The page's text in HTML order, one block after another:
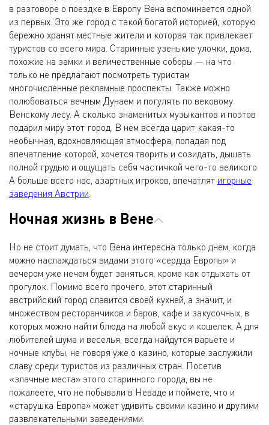
в разговоре о поездке в Европу Вена вспоминается одной
из первых. Это же город с такой богатой историей, которую
бережно хранят местные жители и которая так привлекает
туристов со всего мира. Старинные узенькие улочки, дома,
похожие на замки и величественные соборы — на что
только не предлагают посмотреть туристам
многочисленные рекламные проспекты. Также можно
полюбоваться вечным Дунаем и погулять по вековому
Венскому лесу. А сколько знаменитых музыкантов и поэтов
подарил миру этот город. В нем всегда царит какая-то
необычная, вдохновляющая атмосфера, попадая под
впечатление которой, хочется творить и созидать, дышать
полной грудью и ощущать себя частичкой чего-то великого.
А больше всего нас, азартных игроков, впечатлят игорные
заведения Австрии
Ночная жизнь в Вене
Но не стоит думать, что Вена интересна только днем, когда
можно наслаждаться видами этого «сердца Европы» и
вечером уже нечем будет заняться, кроме как отдыхать от
прогулок. Помимо всего прочего, этот старинный
австрийский город славится своей кухней, а значит, и
множеством ресторанчиков и баров, кафе и закусочных, в
которых можно найти блюда на любой вкус и кошелек. А для
любителей шума и веселья, всегда найдутся варьете и
ночные клубы, не говоря уже о казино, которые заслужили
славу среди туристов из различных стран. Посетив
«злачные места» этого старинного города, вы не
пожалеете, что не побывали в Неваде и поймете, что и
«старушка Европа» может удивить своими казино и другими
развлекательными заведениями.